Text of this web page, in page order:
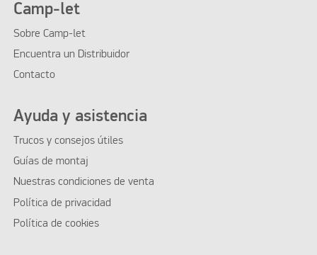
Camp-let
Sobre Camp-let
Encuentra un Distribuidor
Contacto
Ayuda y asistencia
Trucos y consejos útiles
Guías de montaj
Nuestras condiciones de venta
Política de privacidad
Política de cookies